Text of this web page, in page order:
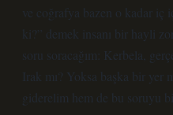
ve coğrafya bazen o kadar iç
ki?” demek insanı bir hayli
soru soracağım: Kerbela,
Irak mı? Yoksa başka bir yer
giderelim hem de bu soruyu